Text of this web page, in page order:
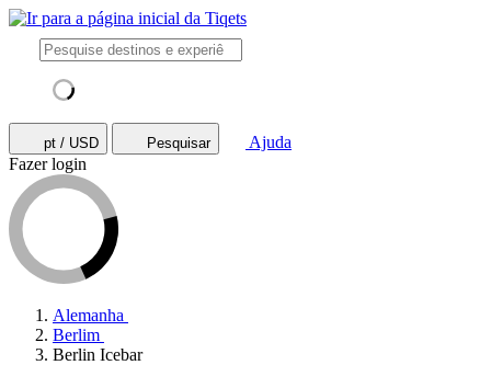
pt / USD Pesquisar
Ajuda
Fazer login
Alemanha
Berlim
Berlin Icebar